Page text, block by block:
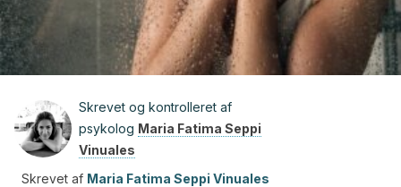
Skrevet og kontrolleret af
psykolog Maria Fatima Seppi
Vinuales
Skrevet af Maria Fatima Seppi Vinuales